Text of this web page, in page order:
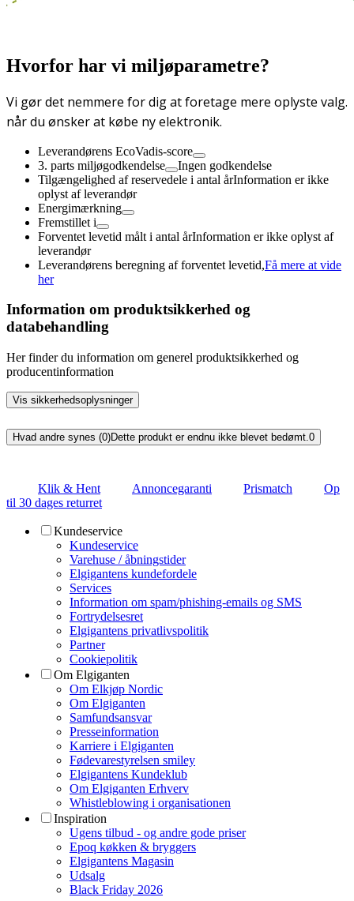
Hvorfor har vi miljøparametre?
Vi gør det nemmere for dig at foretage mere oplyste valg.
når du ønsker at købe ny elektronik.
Leverandørens EcoVadis-score
3. parts miljøgodkendelse
Ingen godkendelse
Tilgængelighed af reservedele i antal årInformation er ikke
oplyst af leverandør
Energimærkning
Fremstillet i
Forventet levetid målt i antal årInformation er ikke oplyst af
leverandør
Leverandørens beregning af forventet levetid,Få mere at vide
her
Information om produktsikkerhed og
databehandling
Her finder du information om generel produktsikkerhed og
producentinformation
Vis sikkerhedsoplysninger
Hvad andre synes (0)Dette produkt er endnu ikke blevet bedømt. 0
Klik & Hent Annoncegaranti Prismatch
Op
til 30 dages returret
Kundeservice
Kundeservice
Varehuse / åbningstider
Elgigantens kundefordele
Services
Information om spam/phishing-emails og SMS
Fortrydelsesret
Elgigantens privatlivspolitik
Partner
Cookiepolitik
Om Elgiganten
Om Elkjøp Nordic
Om Elgiganten
Samfundsansvar
Presseinformation
Karriere i Elgiganten
Fødevarestyrelsen smiley
Elgigantens Kundeklub
Om Elgiganten Erhverv
Whistleblowing i organisationen
Inspiration
Ugens tilbud - og andre gode priser
Epoq køkken & bryggers
Elgigantens Magasin
Udsalg
Black Friday 2026